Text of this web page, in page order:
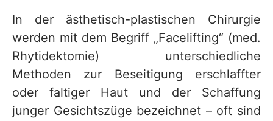
In der ästhetisch-plastischen Chirurgie
werden mit dem Begriff „Facelifting“ (med.
Rhytidektomie) unterschiedliche
Methoden zur Beseitigung erschlaffter
oder faltiger Haut und der Schaffung
junger Gesichtszüge bezeichnet – oft sind